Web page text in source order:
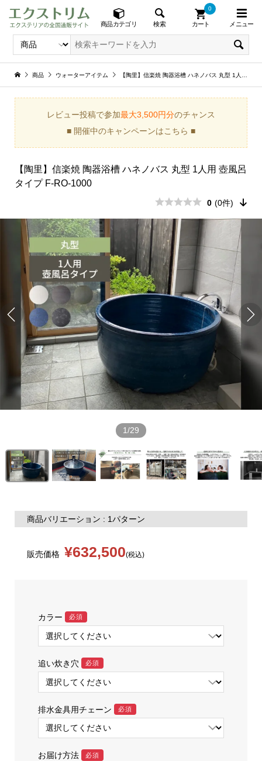
商品カテゴリ 検索 カート
0
メニュー
商品 ウォーターアイテム 【陶里】信楽焼 陶器浴槽 ハネノバス 丸型 1人用 壺風呂タイプ F-RO-1000
レビュー投稿で参加最大3,500円分のチャンス
■ 開催中のキャンペーンはこちら ■
【陶里】信楽焼 陶器浴槽 ハネノバス 丸型 1人用 壺風呂
タイプ F-RO-1000
0 (0件)
1/29
商品バリエーション : 1パターン
販売価格 ¥632,500(税込)
カラー 必須
追い炊き穴 必須
排水金具用チェーン 必須
お届け方法 必須